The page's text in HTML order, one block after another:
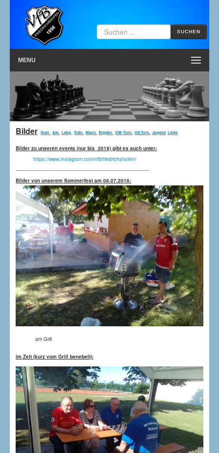
SUCHEN
MENU
Bilder Start Akt. Leitg. Train. Mann. Ergebn. VfB-Turn. Off.Turn. Jugend Links
Bilder zu unseren events (nur bis 2019) gibt es auch unter:
https://www.instagram.com/vfbfriedrichshofen/
-------------------------------------------------------------------------------------------
Bilder von unserem Sommerfest am 08.07.2018:
am Grill
im Zelt (kurz vom Grill benebelt):